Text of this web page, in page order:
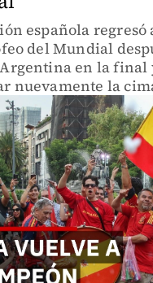
española
del Mundial
en la final
nuevamente la